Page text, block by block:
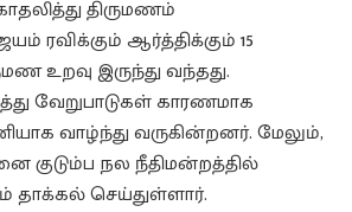
திருமணம்
ரவிக்கும் ஆர்த்திக்கும் 15
உறவு இருந்து வந்தது.
வேறுபாடுகள் காரணமாக
வாழ்ந்து வருகின்றனர். மேலும்,
குடும்ப நல நீதிமன்றத்தில்
தாக்கல் செய்துள்ளார்.